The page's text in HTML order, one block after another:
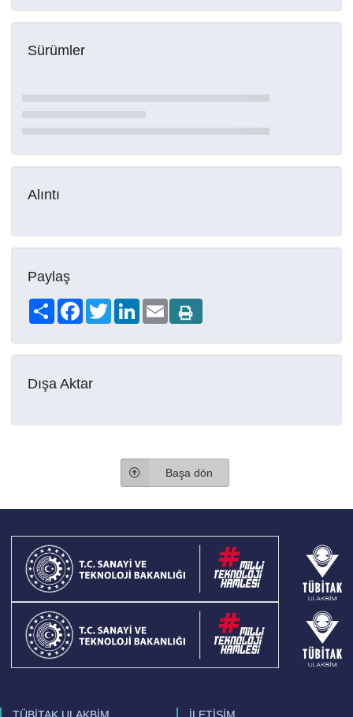
Sürümler
Alıntı
Paylaş
Share FacebookTwitterLinkedIn
Email
Dışa Aktar
Başa dön